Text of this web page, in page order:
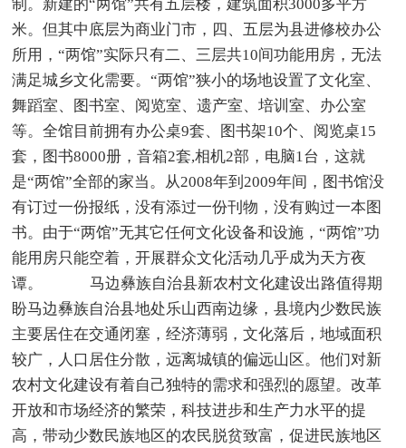
制。新建的“两馆”共有五层楼，建筑面积3000多平方
米。但其中底层为商业门市，四、五层为县进修校办公
所用，“两馆”实际只有二、三层共10间功能用房，无法
满足城乡文化需要。“两馆”狭小的场地设置了文化室、
舞蹈室、图书室、阅览室、遗产室、培训室、办公室
等。全馆目前拥有办公桌9套、图书架10个、阅览桌15
套，图书8000册，音箱2套,相机2部，电脑1台，这就
是“两馆”全部的家当。从2008年到2009年间，图书馆没
有订过一份报纸，没有添过一份刊物，没有购过一本图
书。由于“两馆”无其它任何文化设备和设施，“两馆”功
能用房只能空着，开展群众文化活动几乎成为天方夜
谭。 马边彝族自治县新农村文化建设出路值得期
盼马边彝族自治县地处乐山西南边缘，县境内少数民族
主要居住在交通闭塞，经济薄弱，文化落后，地域面积
较广，人口居住分散，远离城镇的偏远山区。他们对新
农村文化建设有着自己独特的需求和强烈的愿望。改革
开放和市场经济的繁荣，科技进步和生产力水平的提
高，带动少数民族地区的农民脱贫致富，促进民族地区